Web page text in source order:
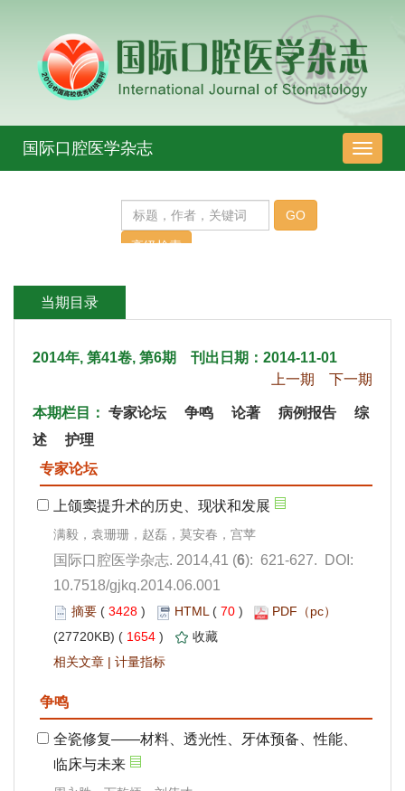
2014年, 第41卷, 第6期 刊出日期：2014-11-01
): 621-627. DOI:
10.7518/gjkq.2014.06.001
3428 ) 70 )
1654 )
|